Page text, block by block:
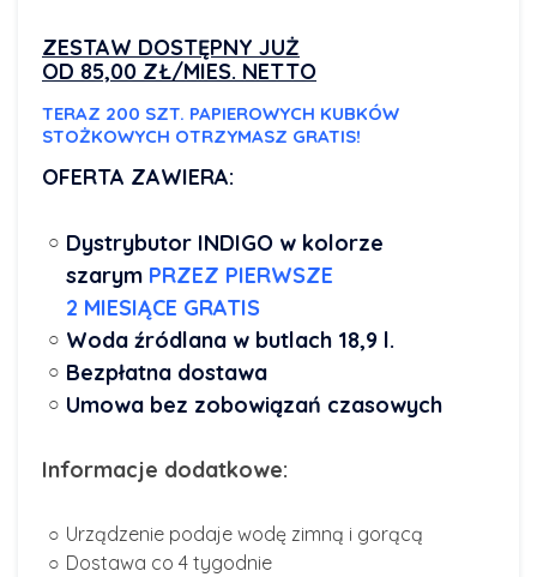
ZESTAW DOSTĘPNY JUŻ
OD 85,00 ZŁ/MIES. NETTO
TERAZ 200 SZT. PAPIEROWYCH KUBKÓW
STOŻKOWYCH OTRZYMASZ GRATIS!
OFERTA ZAWIERA:
Dystrybutor INDIGO w kolorze
szarym PRZEZ PIERWSZE
2 MIESIĄCE GRATIS
Woda źródlana w butlach 18,9 l.
Bezpłatna dostawa
Umowa bez zobowiązań czasowych
Informacje dodatkowe:
Urządzenie podaje wodę zimną i gorącą
Dostawa co 4 tygodnie